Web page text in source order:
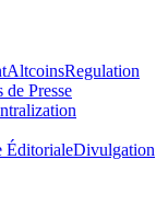
AltcoinsRegulation
Presse
ÉditorialeDivulgation